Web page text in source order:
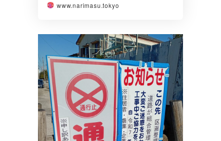
www.narimasu.tokyo